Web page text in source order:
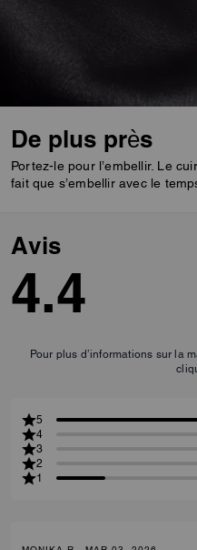
De plus près
Portez-le pour l’embellir. Le
fait que s’embellir avec le
Avis
4.4
Pour plus d’informations sur la
5
4
3
2
1